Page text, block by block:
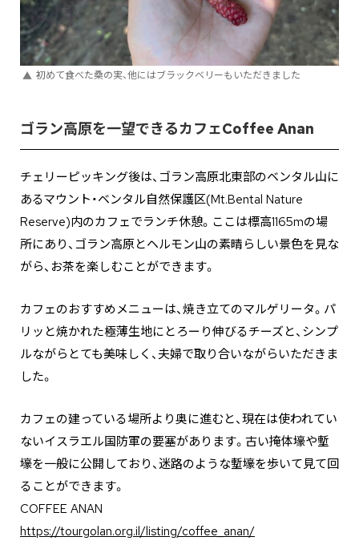
初めて食べた桑の実、他にはブラックベリーもいただきました
ゴラン高原を一望できるカフェCoffee Anan
チェリーピッキング後は、ゴラン高原北東部のベンタル山に
あるマウント・ベンタル自然保護区(Mt.Bental Nature
Reserve)内のカフェでランチ休憩。ここは標高1165mの場
所にあり、ゴラン高原とヘルモン山の素晴らしい景色を見な
がら、お茶を楽しむことができます。
カフェのおすすめメニューは、焼き立てのマルゲリータ。パ
リッと焼かれた極薄生地にとろーり伸びるチーズと、シンプ
ルながらとても美味しく、夫婦で取り合いながらいただきま
した。
カフェの建っている場所より奥に進むと、現在は使われてい
ないイスラエル国防軍の要塞があります。古い掩体壕や塹
壕を一般に公開しており、迷路のような塹壕を歩いて見て回
ることができます。
COFFEE ANAN
https://tourgolan.org.il/listing/coffee_anan/